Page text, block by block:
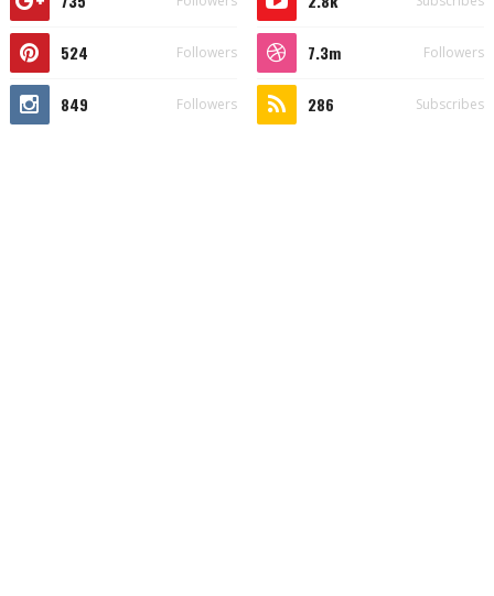
524 Followers 7.3m Followers
849 Followers 286 Subscribes